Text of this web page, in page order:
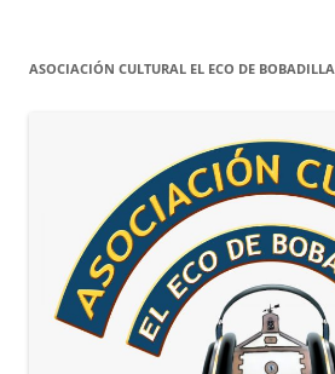
ASOCIACIÓN CULTURAL EL ECO DE BOBADILLA